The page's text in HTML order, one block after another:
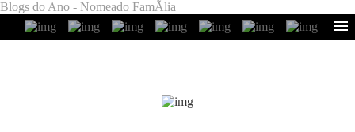
Blogs do Ano - Nomeado FamÃ­lia